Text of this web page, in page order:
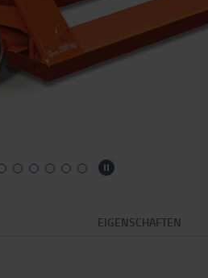
EIGENSCHAFTEN